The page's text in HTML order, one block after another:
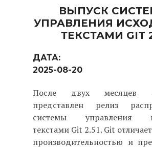
ВЫПУСК
УПРАВЛЕНИЯ
ТЕКСТАМИ GIT
ДАТА:
2025-08-20
После двух месяцев
представлен релиз
системы управления
текстами Git 2.51. Git
производительностью и